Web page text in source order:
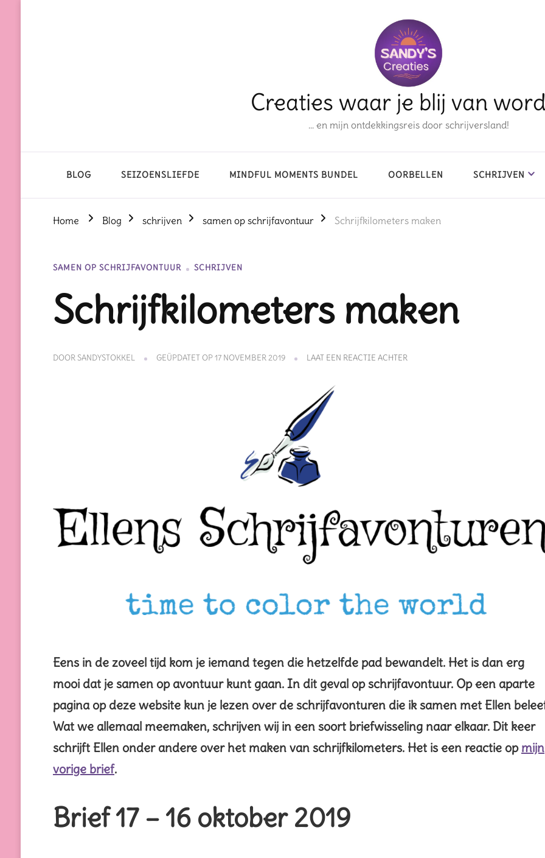
Creaties waar je blij van
… en mijn ontdekkingsreis door schrijversland!
BLOG SEIZOENSLIEFDE MINDFUL MOMENTS BUNDEL OORBELLEN SCHRIJVEN
Home Blog schrijven samen op schrijfavontuur Schrijfkilometers maken
SAMEN OP SCHRIJFAVONTUUR SCHRIJVEN
Schrijfkilometers maken
DOORSANDYSTOKKEL GEÜPDATET OP17 NOVEMBER 2019 LAAT EEN REACTIE ACHTEROP
Eens in de zoveel tijd kom je iemand tegen die hetzelfde pad bewandelt. Het is dan erg
mooi dat je samen op avontuur kunt gaan. In dit geval op schrijfavontuur. Op een aparte
pagina op deze website kun je lezen over de schrijfavonturen die ik samen met Ellen
Wat we allemaal meemaken, schrijven wij in een soort briefwisseling naar elkaar. Dit keer
schrijft Ellen onder andere over het maken van schrijfkilometers. Het is een reactie op mijn
vorige brief.
Brief 17 – 16 oktober 2019